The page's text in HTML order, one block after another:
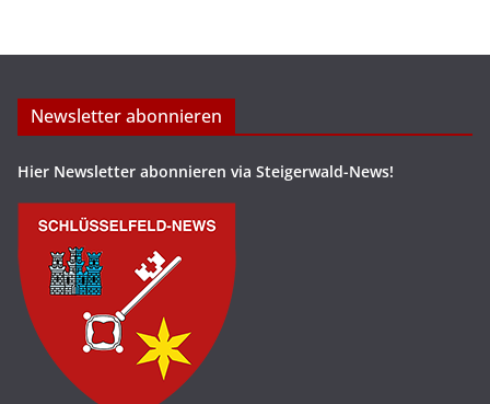
Newsletter abonnieren
Hier Newsletter abonnieren via Steigerwald-News!